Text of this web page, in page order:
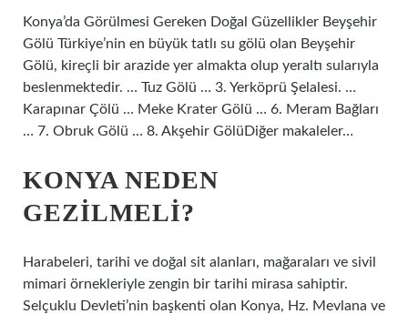
Konya’da Görülmesi Gereken Doğal Güzellikler Beyşehir
Gölü Türkiye’nin en büyük tatlı su gölü olan Beyşehir
Gölü, kireçli bir arazide yer almakta olup yeraltı sularıyla
beslenmektedir. … Tuz Gölü … 3. Yerköprü Şelalesi. …
Karapınar Çölü … Meke Krater Gölü … 6. Meram Bağları
… 7. Obruk Gölü … 8. Akşehir GölüDiğer makaleler…
KONYA NEDEN
GEZILMELI?
Harabeleri, tarihi ve doğal sit alanları, mağaraları ve sivil
mimari örnekleriyle zengin bir tarihi mirasa sahiptir.
Selçuklu Devleti’nin başkenti olan Konya, Hz. Mevlana ve